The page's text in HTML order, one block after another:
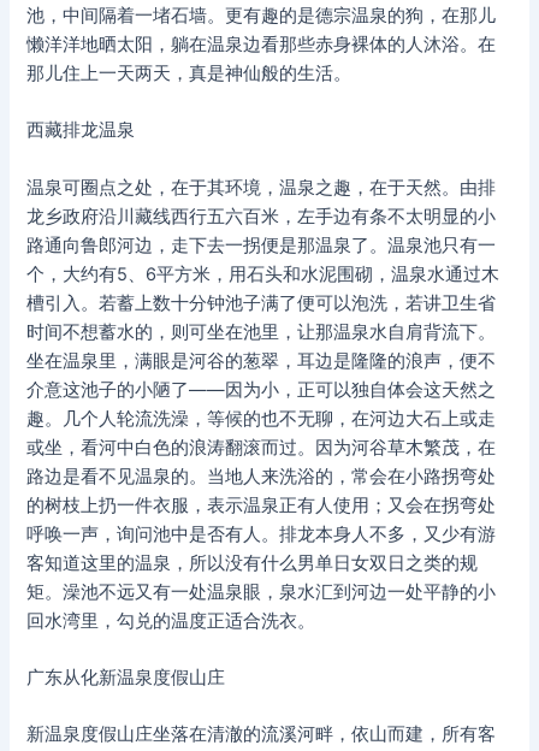
池，中间隔着一堵石墙。更有趣的是德宗温泉的狗，在那儿
懒洋洋地晒太阳，躺在温泉边看那些赤身裸体的人沐浴。在
那儿住上一天两天，真是神仙般的生活。
西藏排龙温泉
温泉可圈点之处，在于其环境，温泉之趣，在于天然。由排
龙乡政府沿川藏线西行五六百米，左手边有条不太明显的小
路通向鲁郎河边，走下去一拐便是那温泉了。温泉池只有一
个，大约有5、6平方米，用石头和水泥围砌，温泉水通过木
槽引入。若蓄上数十分钟池子满了便可以泡洗，若讲卫生省
时间不想蓄水的，则可坐在池里，让那温泉水自肩背流下。
坐在温泉里，满眼是河谷的葱翠，耳边是隆隆的浪声，便不
介意这池子的小陋了——因为小，正可以独自体会这天然之
趣。几个人轮流洗澡，等候的也不无聊，在河边大石上或走
或坐，看河中白色的浪涛翻滚而过。因为河谷草木繁茂，在
路边是看不见温泉的。当地人来洗浴的，常会在小路拐弯处
的树枝上扔一件衣服，表示温泉正有人使用；又会在拐弯处
呼唤一声，询问池中是否有人。排龙本身人不多，又少有游
客知道这里的温泉，所以没有什么男单日女双日之类的规
矩。澡池不远又有一处温泉眼，泉水汇到河边一处平静的小
回水湾里，勾兑的温度正适合洗衣。
广东从化新温泉度假山庄
新温泉度假山庄坐落在清澈的流溪河畔，依山而建，所有客